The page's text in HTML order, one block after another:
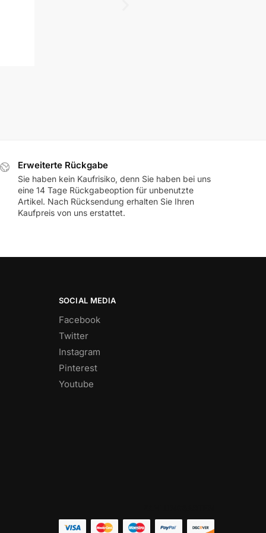
Erweiterte Rückgabe
Sie haben kein Kaufrisiko, denn Sie haben bei uns
eine 14 Tage Rückgabeoption für unbenutzte
Artikel. Nach Rücksendung erhalten Sie Ihren
Kaufpreis von uns erstattet.
SOCIAL MEDIA
Facebook
Twitter
Instagram
Pinterest
Youtube